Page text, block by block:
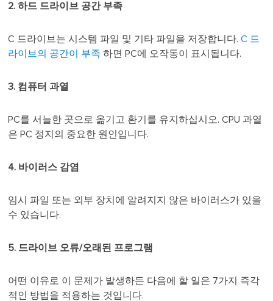
2. 하드 드라이브 공간 부족
C 드라이브는 시스템 파일 및 기타 파일을 저장합니다.C 드
라이브의 공간이 부족 하면 PC에 오작동이 표시됩니다.
3. 컴퓨터 과열
PC를 서늘한 곳으로 옮기고 환기를 유지하십시오. CPU 과열
은 PC 정지의 중요한 원인입니다.
4. 바이러스 감염
임시 파일 또는 외부 장치에 알려지지 않은 바이러스가 있을
수 있습니다.
5. 드라이브 오류/오래된 프로그램
어떤 이유로 이 문제가 발생하든 다음에 할 일은 7가지 즉각
적인 방법을 적용하는 것입니다.